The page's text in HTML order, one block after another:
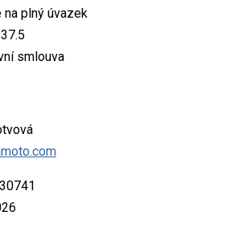
na plný úvazek
37.5
smlouva